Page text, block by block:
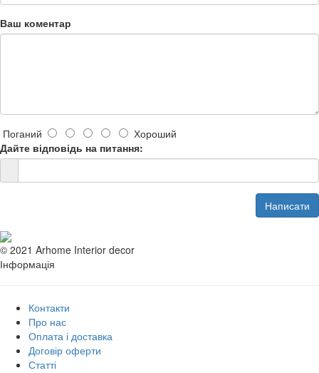
Ваш коментар
Поганий
Хороший
Дайте відповідь на питання:
Написати
© 2021 Arhome Interior decor
Інформація
Контакти
Про нас
Оплата і доставка
Договір оферти
Статті